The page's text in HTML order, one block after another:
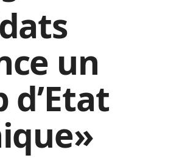
un
d’Etat